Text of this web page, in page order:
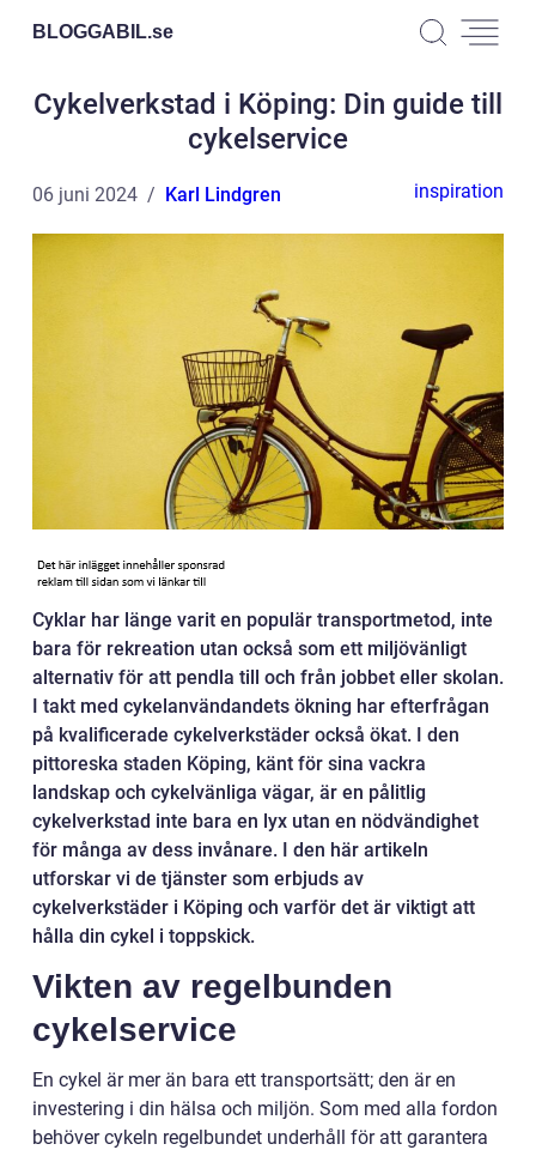
BLOGGABIL.se
Cykelverkstad i Köping: Din guide till
cykelservice
06 juni 2024 Karl Lindgren inspiration
Cyklar har länge varit en populär transportmetod, inte
bara för rekreation utan också som ett miljövänligt
alternativ för att pendla till och från jobbet eller skolan.
I takt med cykelanvändandets ökning har efterfrågan
på kvalificerade cykelverkstäder också ökat. I den
pittoreska staden Köping, känt för sina vackra
landskap och cykelvänliga vägar, är en pålitlig
cykelverkstad inte bara en lyx utan en nödvändighet
för många av dess invånare. I den här artikeln
utforskar vi de tjänster som erbjuds av
cykelverkstäder i Köping och varför det är viktigt att
hålla din cykel i toppskick.
Vikten av regelbunden
cykelservice
En cykel är mer än bara ett transportsätt; den är en
investering i din hälsa och miljön. Som med alla fordon
behöver cykeln regelbundet underhåll för att garantera